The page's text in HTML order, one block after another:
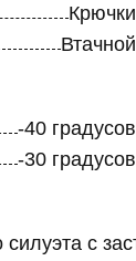
Крючки
Втачной
-40 градусов
-30 градусов
с